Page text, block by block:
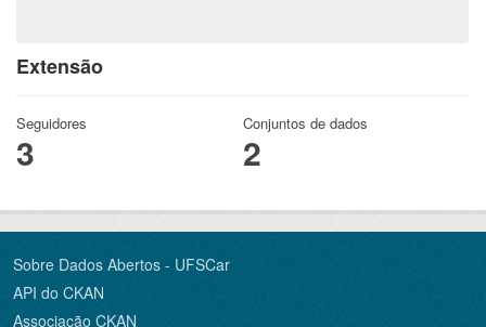
Extensão
Seguidores
3
Conjuntos de dados
2
Sobre Dados Abertos - UFSCar
API do CKAN
Associação CKAN